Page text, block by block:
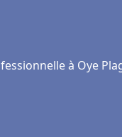
à Oye